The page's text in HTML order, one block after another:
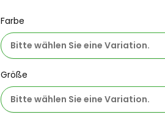
Farbe
Bitte wählen Sie eine Variation.
Größe
Bitte wählen Sie eine Variation.